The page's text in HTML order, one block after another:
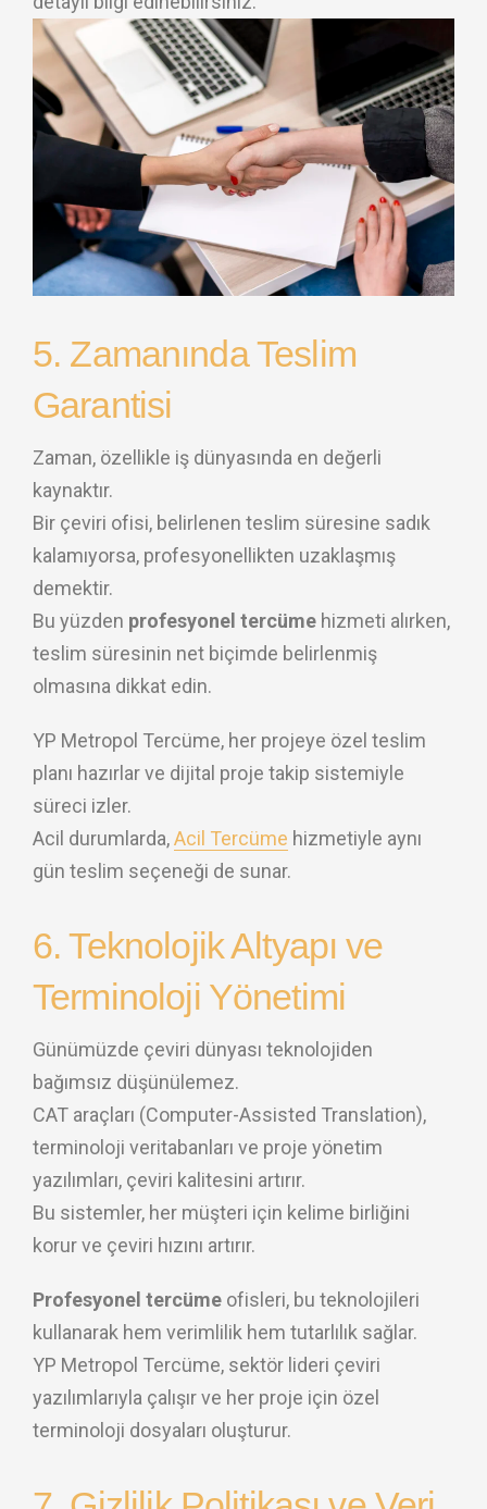
5. Zamanında Teslim
Garantisi
Zaman, özellikle iş dünyasında en değerli
kaynaktır.
Bir çeviri ofisi, belirlenen teslim süresine sadık
kalamıyorsa, profesyonellikten uzaklaşmış
demektir.
Bu yüzden profesyonel tercüme hizmeti alırken,
teslim süresinin net biçimde belirlenmiş
olmasına dikkat edin.
YP Metropol Tercüme, her projeye özel teslim
planı hazırlar ve dijital proje takip sistemiyle
süreci izler.
Acil durumlarda,Acil Tercüme hizmetiyle aynı
gün teslim seçeneği de sunar.
6. Teknolojik Altyapı ve
Terminoloji Yönetimi
Günümüzde çeviri dünyası teknolojiden
bağımsız düşünülemez.
CAT araçları (Computer-Assisted Translation),
terminoloji veritabanları ve proje yönetim
yazılımları, çeviri kalitesini artırır.
Bu sistemler, her müşteri için kelime birliğini
korur ve çeviri hızını artırır.
Profesyonel tercüme ofisleri, bu teknolojileri
kullanarak hem verimlilik hem tutarlılık sağlar.
YP Metropol Tercüme, sektör lideri çeviri
yazılımlarıyla çalışır ve her proje için özel
terminoloji dosyaları oluşturur.